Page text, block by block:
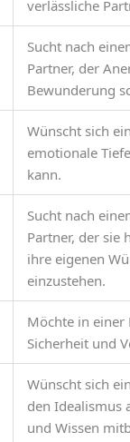
verlässliche
Sucht nach
Partner, der
Bewunderung
Wünscht sich
emotionale
kann.
Sucht nach
Partner, der sie
ihre eigenen
einzustehen.
Möchte in einer
Sicherheit und
Wünscht sich
den Idealismus
und Wissen